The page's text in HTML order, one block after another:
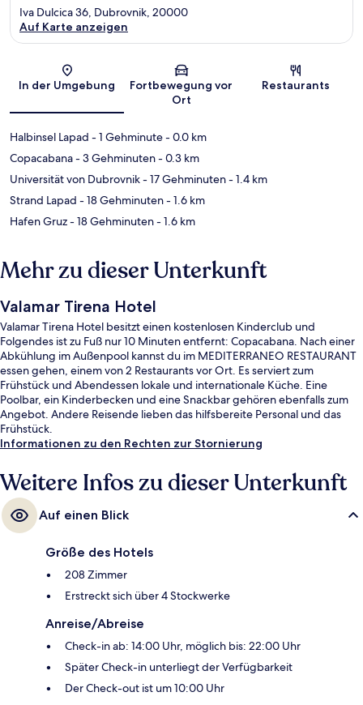
Karte
Iva Dulcica 36, Dubrovnik, 20000
Auf Karte anzeigen
In der Umgebung
Fortbewegung vor
Ort
Restaurants
Halbinsel Lapad - 1 Gehminute- 0.0 km
Copacabana- 3 Gehminuten- 0.3 km
Universität von Dubrovnik- 17 Gehminuten- 1.4 km
Strand Lapad - 18 Gehminuten- 1.6 km
Hafen Gruz- 18 Gehminuten- 1.6 km
Mehr zu dieser Unterkunft
Valamar Tirena Hotel
Valamar Tirena Hotel besitzt einen kostenlosen Kinderclub und
Folgendes ist zu Fuß nur 10 Minuten entfernt: Copacabana. Nach einer
Abkühlung im Außenpool kannst du im MEDITERRANEO RESTAURANT
essen gehen, einem von 2 Restaurants vor Ort. Es serviert zum
Frühstück und Abendessen lokale und internationale Küche. Eine
Poolbar, ein Kinderbecken und eine Snackbar gehören ebenfalls zum
Angebot. Andere Reisende lieben das hilfsbereite Personal und das
Frühstück.
Informationen zu den Rechten zur Stornierung
Weitere Infos zu dieser Unterkunft
Auf einen Blick
Größe des Hotels
208 Zimmer
Erstreckt sich über 4 Stockwerke
Anreise/Abreise
Check-in ab: 14:00 Uhr, möglich bis: 22:00 Uhr
Später Check-in unterliegt der Verfügbarkeit
Der Check-out ist um 10:00 Uhr